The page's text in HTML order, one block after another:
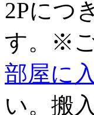
2Pにつ
す。※
部屋に
い。搬